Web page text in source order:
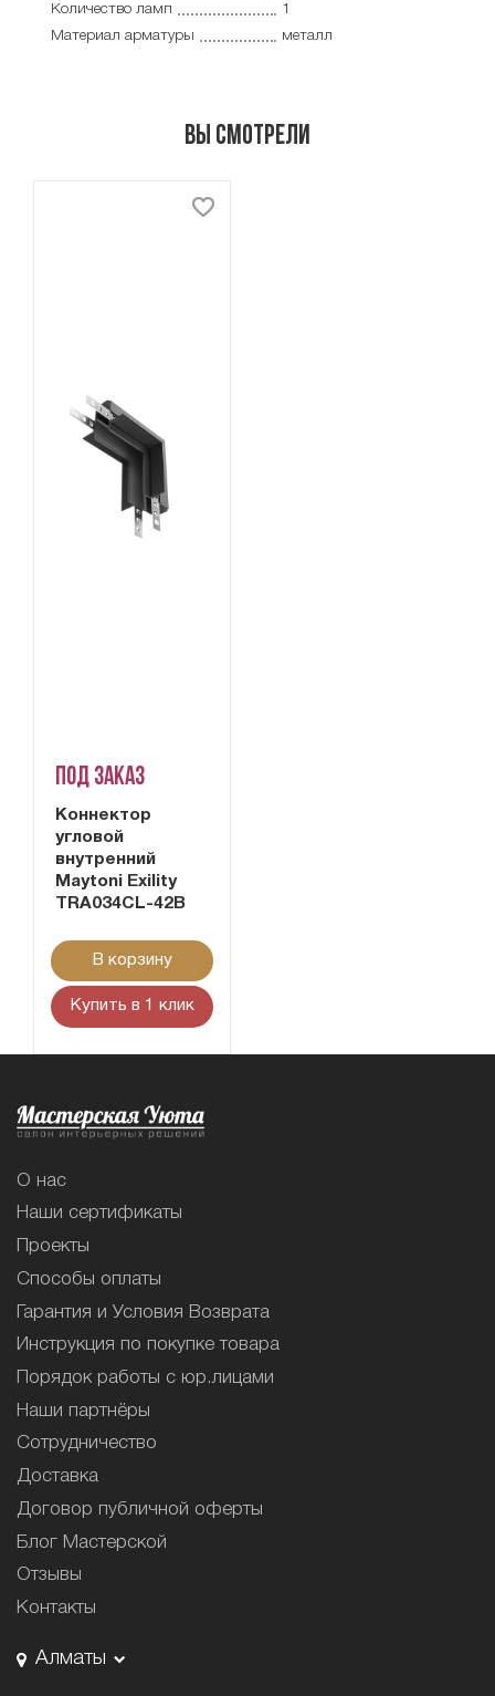
Количество ламп
1
Материал арматуры
металл
Вы смотрели
Под заказ
Коннектор
угловой
внутренний
Maytoni Exility
TRA034CL-42B
В корзину
Купить в 1 клик
О нас
Наши сертификаты
Проекты
Способы оплаты
Гарантия и Условия Возврата
Инструкция по покупке товара
Порядок работы с юр.лицами
Наши партнёры
Сотрудничество
Доставка
Договор публичной оферты
Блог Мастерской
Отзывы
Контакты
Алматы